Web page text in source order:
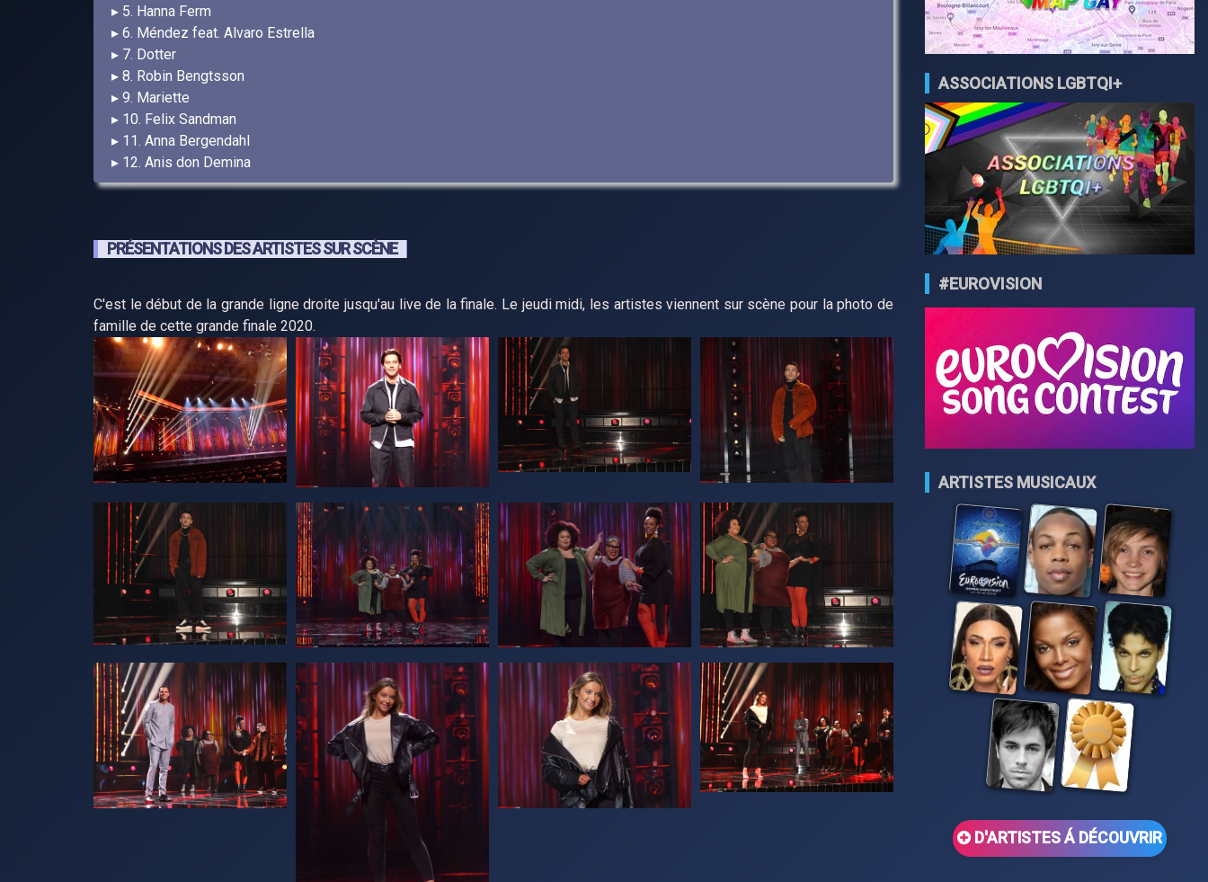
5. Hanna Ferm
6. Méndez feat. Alvaro Estrella
7. Dotter
8. Robin Bengtsson
9. Mariette
10. Felix Sandman
11. Anna Bergendahl
12. Anis don Demina
PRÉSENTATIONS DES ARTISTES SUR SCÈNE
C'est le début de la grande ligne droite jusqu'au live de la finale. Le jeudi midi, les artistes viennent sur scène pour la photo de
famille de cette grande finale 2020.
ASSOCIATIONS LGBTQI+
#EUROVISION
ARTISTES MUSICAUX
D'ARTISTES Á DÉCOUVRIR